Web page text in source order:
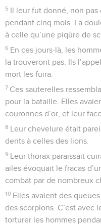
5 Il leur fut donné, non
pendant cinq mois. La
à celle qu’une piqûre de
6 En ces jours-là, les
la trouveront pas. Ils
mort les fuira.
7 Ces sauterelles
pour la bataille. Elles
couronnes d’or, et leur
8 Leur chevelure était
dents à celles des lions.
9 Leur thorax paraissait
ailes évoquait le fracas
combat par de nombreux
10 Elles avaient des
des scorpions. C’est avec
torturer les hommes